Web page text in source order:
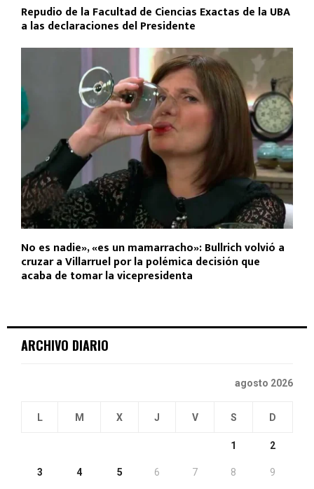
Repudio de la Facultad de Ciencias Exactas de la UBA
a las declaraciones del Presidente
No es nadie», «es un mamarracho»: Bullrich volvió a
cruzar a Villarruel por la polémica decisión que
acaba de tomar la vicepresidenta
ARCHIVO DIARIO
agosto 2026
L M X J V S D
1 2
3 4 5 6 7 8 9